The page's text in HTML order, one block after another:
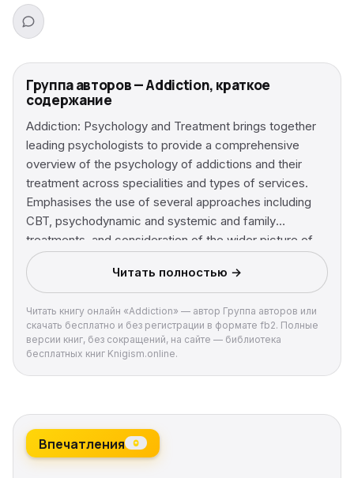
Группа авторов — Addiction, краткое
содержание
Addiction: Psychology and Treatment brings together
leading psychologists to provide a comprehensive
overview of the psychology of addictions and their
treatment across specialities and types of services.
Emphasises the use of several approaches including
CBT, psychodynamic and systemic and family
treatments, and consideration of the wider picture of
addictions As well as the theories, gives a clear
overview of the application of these models Reflects
the very latest developments in the role played by
psychological perspectives and interventions in the
recovery agenda for problem drug and alcohol users
Читать полностью →
Читать книгу онлайн «Addiction» — автор Группа авторов или
скачать бесплатно и без регистрации в формате fb2. Полные
версии книг, без сокращений, на сайте — библиотека
бесплатных книг Knigism.online.
Впечатления 0